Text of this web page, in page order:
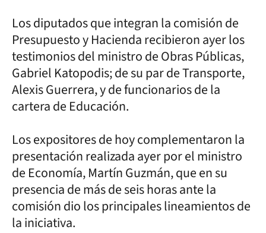
Los diputados que integran la comisión de
Presupuesto y Hacienda recibieron ayer los
testimonios del ministro de Obras Públicas,
Gabriel Katopodis; de su par de Transporte,
Alexis Guerrera, y de funcionarios de la
cartera de Educación.
Los expositores de hoy complementaron la
presentación realizada ayer por el ministro
de Economía, Martín Guzmán, que en su
presencia de más de seis horas ante la
comisión dio los principales lineamientos de
la iniciativa.